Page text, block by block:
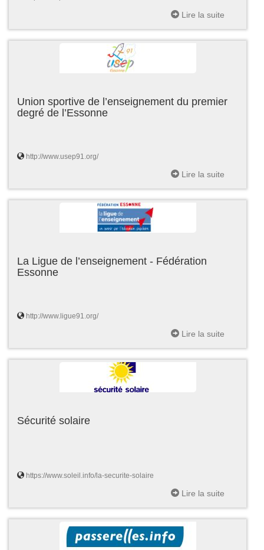
Lire la suite
Union sportive de l’enseignement du premier
degré de l’Essonne
http://www.usep91.org/
Lire la suite
La Ligue de l’enseignement - Fédération
Essonne
http://www.ligue91.org/
Lire la suite
Sécurité solaire
https://www.soleil.info/la-securite-solaire
Lire la suite